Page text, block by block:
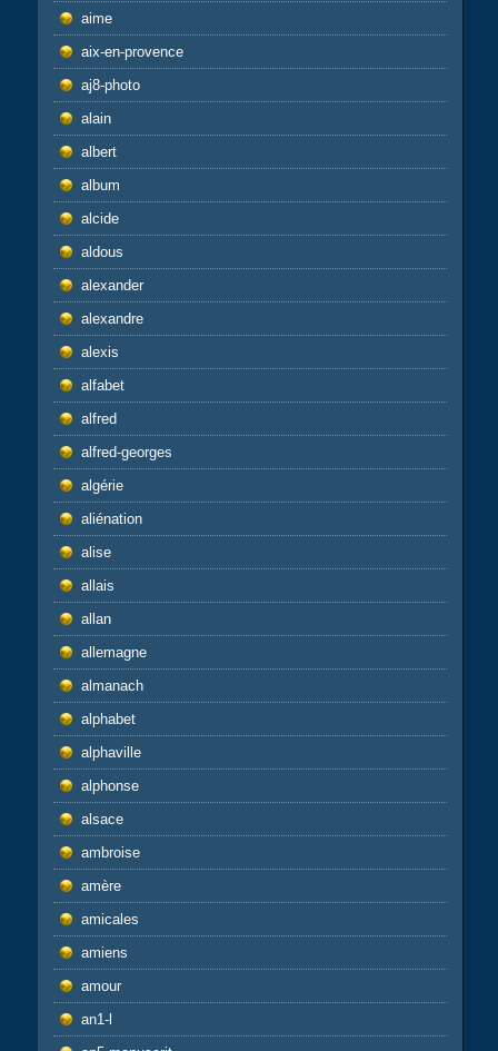
aime
aix-en-provence
aj8-photo
alain
albert
album
alcide
aldous
alexander
alexandre
alexis
alfabet
alfred
alfred-georges
algérie
aliénation
alise
allais
allan
allemagne
almanach
alphabet
alphaville
alphonse
alsace
ambroise
amère
amicales
amiens
amour
an1-l